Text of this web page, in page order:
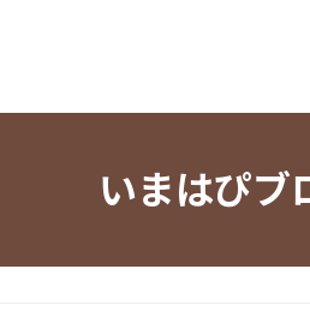
いまはぴブ